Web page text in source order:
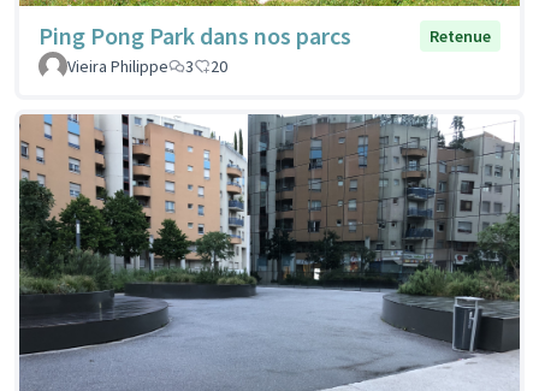
Ping Pong Park dans nos parcs
Retenue
Vieira Philippe
3 20